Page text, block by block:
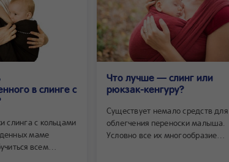
в слинге с
слинга с кольцами
маме
всем
Что лучше — слинг или
рюкзак-кенгуру?
Существует немало средств для
облегчения переноски малыша.
Условно все их многообразие